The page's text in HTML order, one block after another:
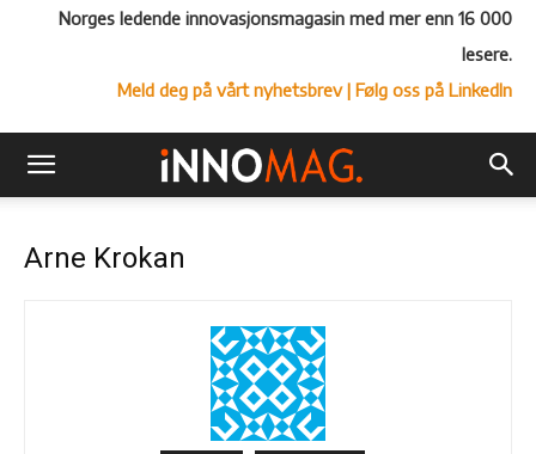
Norges ledende innovasjonsmagasin med mer enn 16 000
lesere.
Meld deg på vårt nyhetsbrev| Følg oss på LinkedIn
Arne Krokan